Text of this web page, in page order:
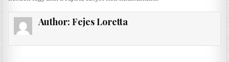
Author: Fejes Loretta